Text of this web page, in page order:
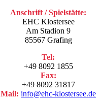
Anschrift / Spielstätte:
EHC Klostersee
Am Stadion 9
85567 Grafing
Tel:
+49 8092 1855
Fax:
+49 8092 31817
Mail: info@ehc-klostersee.de